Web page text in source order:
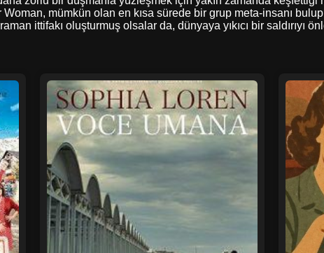
mümkün olan en kısa sürede bir grup meta-insanı
ittifakı oluşturmuş olsalar da, dünyaya yıkıcı bir saldırıyı